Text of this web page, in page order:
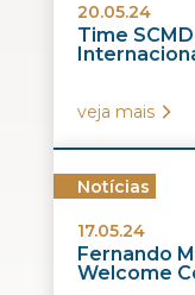
20.05.24
Time
veja mais
Notícias
17.05.24
Fernando
Welcome